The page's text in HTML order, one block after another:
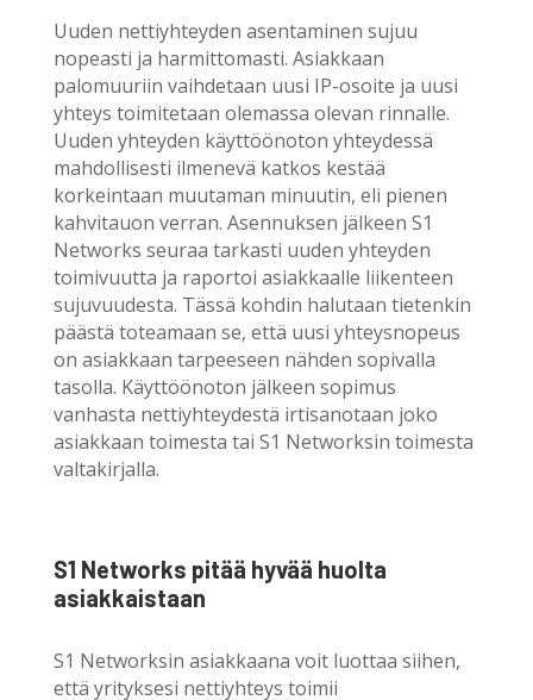
Uuden nettiyhteyden asentaminen sujuu
nopeasti ja harmittomasti. Asiakkaan
palomuuriin vaihdetaan uusi IP-osoite ja uusi
yhteys toimitetaan olemassa olevan rinnalle.
Uuden yhteyden käyttöönoton yhteydessä
mahdollisesti ilmenevä katkos kestää
korkeintaan muutaman minuutin, eli pienen
kahvitauon verran. Asennuksen jälkeen S1
Networks seuraa tarkasti uuden yhteyden
toimivuutta ja raportoi asiakkaalle liikenteen
sujuvuudesta. Tässä kohdin halutaan tietenkin
päästä toteamaan se, että uusi yhteysnopeus
on asiakkaan tarpeeseen nähden sopivalla
tasolla. Käyttöönoton jälkeen sopimus
vanhasta nettiyhteydestä irtisanotaan joko
asiakkaan toimesta tai S1 Networksin toimesta
valtakirjalla.
S1 Networks pitää hyvää huolta
asiakkaistaan
S1 Networksin asiakkaana voit luottaa siihen,
että yrityksesi nettiyhteys toimii